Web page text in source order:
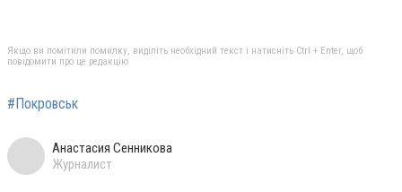
Якщо ви помітили помилку, виділіть необхідний текст і натисніть Ctrl + Enter, щоб
повідомити про це редакцію
#Покровськ
Анастасия Сенникова
Журналист